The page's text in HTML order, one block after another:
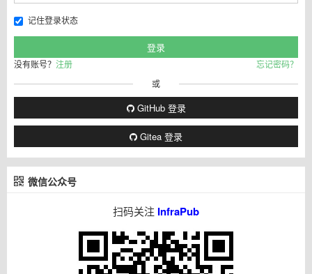
记住登录状态
没有账号？ 注册
忘记密码？
或
GitHub 登录
Gitea 登录
微信公众号
扫码关注 InfraPub